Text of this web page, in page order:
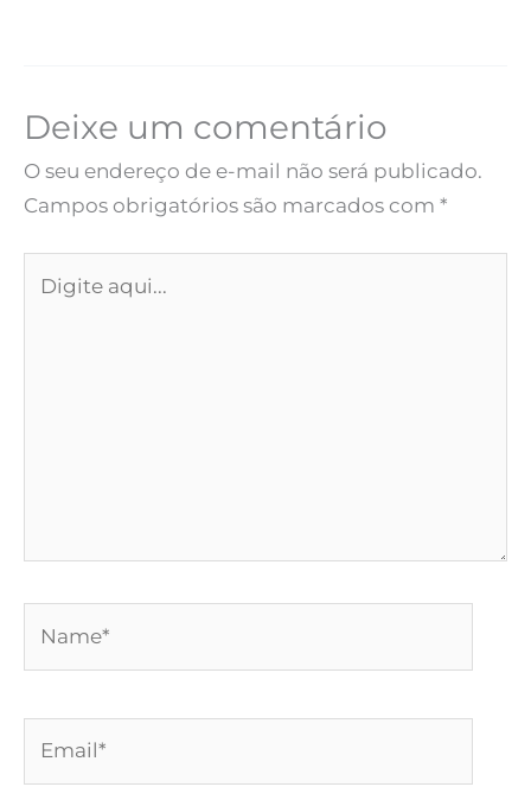
Deixe um comentário
O seu endereço de e-mail não será publicado.
Campos obrigatórios são marcados com *
aqui...